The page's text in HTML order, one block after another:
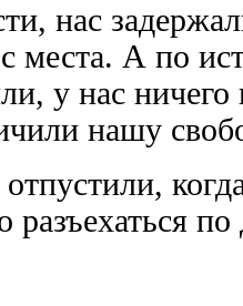
нас
места. А по
у нас
нашу
разъехаться